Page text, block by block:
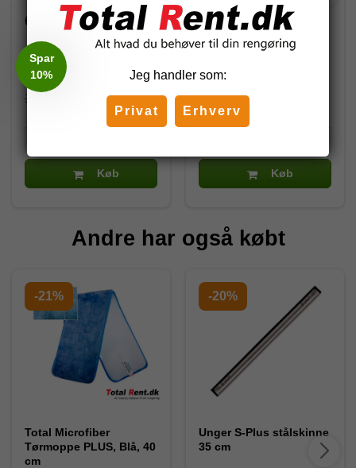
602510-R
180,00 DKK
135,00 DKK
(inkl. moms)
Køb
101420
483,62 DKK
(inkl. moms)
Køb
Andre har også købt
-21%
Total Microfiber
Tørmoppe PLUS, Blå, 40
cm
-20%
Unger S-Plus stålskinne
35 cm
Jeg handler som:
Privat Erhverv
Spar
10%